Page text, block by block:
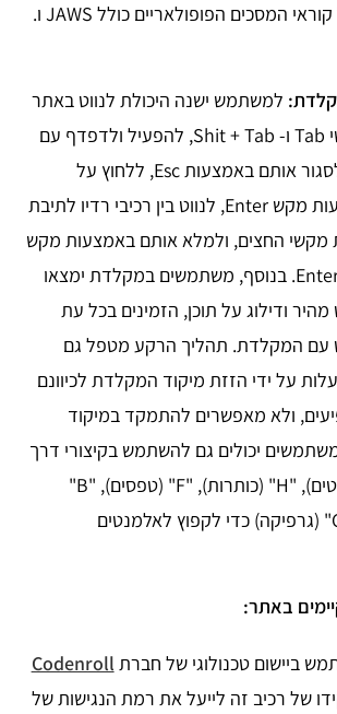
תואמות את כל קוראי המסכים הפופולאריים כולל JAWS ו.
: למשתמש ישנה היכולת לנווט באתר
באמצעות מקשי Tab ו- Shit + Tab, להפעיל ולדפדף עם
מקשי החצים, לסגור אותם באמצעות Esc, ללחוץ על
קישורים באמצעות מקש Enter, לנווט בין רכיבי רדיו לתיבת
מקשי החצים, ולמלא אותם באמצעות מקש
הרווח או מקש Enter. בנוסף, משתמשים במקלדת ימצאו
מהיר ודילוג על תוכן, הזמינים בכל עת
עם המקלדת. תהליך הרקע מטפל גם
על ידי הזזת מיקוד המקלדת לכיוונם
ולא מאפשרים להתמקד במיקוד
יכולים גם להשתמש בקיצורי דרך
כמו "M" (תפריטים), "H" (כותרות), "F" (טפסים), "B"
(כפתורים) ו- "G" (גרפיקה) כדי לקפוץ לאלמנטים
באתר:
ביישום טכנולוגי של חברת Codenroll
של רכיב זה לייעל את רמת הנגישות של